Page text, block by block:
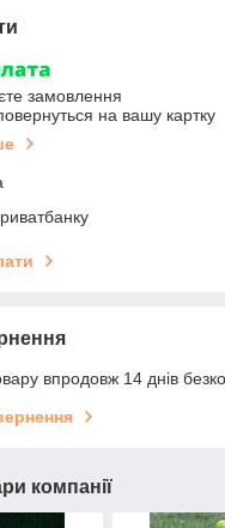
замовлення
на вашу картку
впродовж 14 днів
компанії